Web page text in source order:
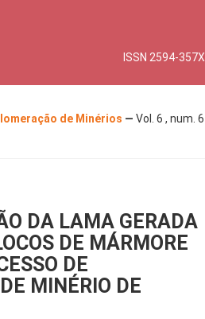
ISSN 2594-357X
de Minérios — Vol. 6 , num. 6
DA LAMA GERADA
DE MÁRMORE
DE
MINÉRIO DE